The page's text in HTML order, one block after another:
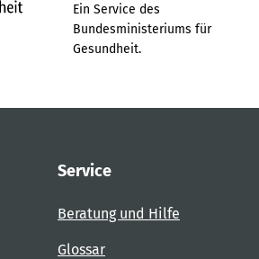
Ein Service des
Bundesministeriums für
Gesundheit.
Service
Beratung und Hilfe
Glossar